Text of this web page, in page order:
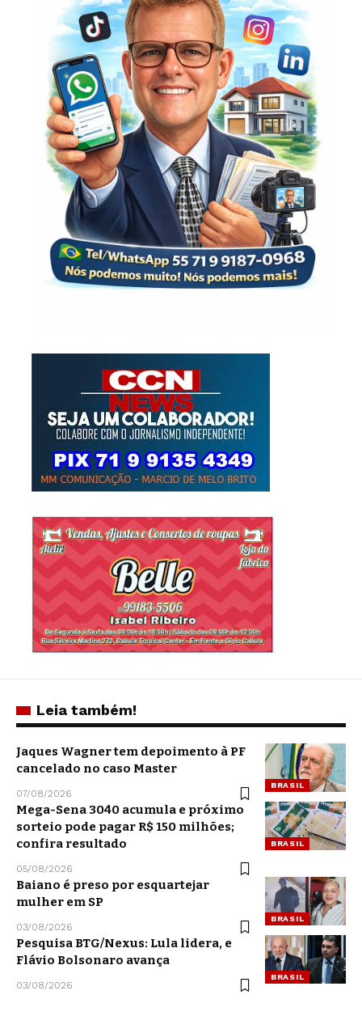
Leia também!
BRASIL
Jaques Wagner tem depoimento à PF
cancelado no caso Master
07/08/2026
BRASIL
Mega-Sena 3040 acumula e próximo
sorteio pode pagar R$ 150 milhões;
confira resultado
05/08/2026
BRASIL
Baiano é preso por esquartejar
mulher em SP
03/08/2026
BRASIL
Pesquisa BTG/Nexus: Lula lidera, e
Flávio Bolsonaro avança
03/08/2026